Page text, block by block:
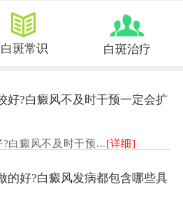
白斑常识 白斑治疗
好?白癜风不及时干预一定会扩
白癜风不及时干预...[详细]
的好?白癜风发病都包含哪些具